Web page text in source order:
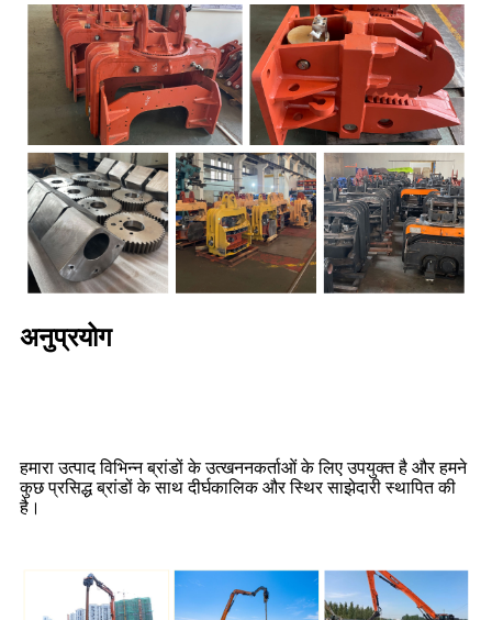
अनुप्रयोग
हमारा उत्पाद विभिन्न ब्रांडों के उत्खननकर्ताओं के लिए उपयुक्त है और हमने
कुछ प्रसिद्ध ब्रांडों के साथ दीर्घकालिक और स्थिर साझेदारी स्थापित की
है।